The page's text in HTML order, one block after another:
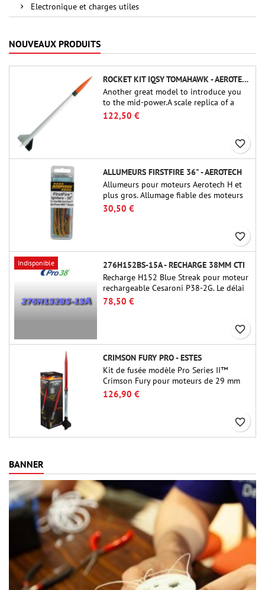
Electronique et charges utiles
NOUVEAUX PRODUITS
ROCKET KIT IQSY TOMAHAWK - AEROTECH
Another great model to introduce you
to the mid-power.A scale replica of a
famous sounding rocket, small in size
and peefect to move to higher-level kits.
122,50 €
favorite_border
ALLUMEURS FIRSTFIRE 36" - AEROTECH
Allumeurs pour moteurs Aerotech H et
plus gros. Allumage fiable des moteurs
jusqu'à 91 cm de longu
30,50 €
favorite_border
Indisponible
276H152BS-15A - RECHARGE 38MM CTI
Recharge H152 Blue Streak pour moteur
rechargeable Cesaroni P38-2G. Le délai
de 15 secondes est réglable via l'outil
ProDAT 38
78,50 €
favorite_border
CRIMSON FURY PRO - ESTES
Kit de fusée modèle Pro Series II™
Crimson Fury pour moteurs de 29 mm
de type E, F et G. Conçu pour les
fuséologues confirmés, le Crimson Fury
126,90 €
favorite_border
BANNER